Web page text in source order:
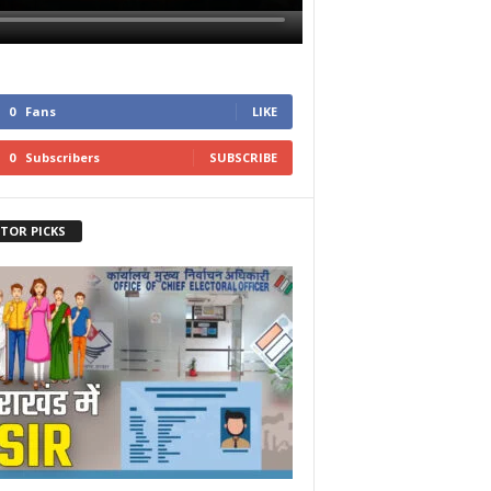
0 Fans LIKE
0 Subscribers SUBSCRIBE
PICKS